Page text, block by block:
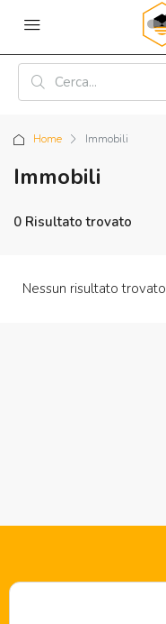
Home Immobili
Immobili
0 Risultato trovato
Nessun risultato trovato